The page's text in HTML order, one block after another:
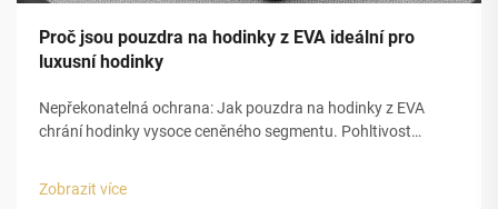
Proč jsou pouzdra na hodinky z EVA ideální pro
luxusní hodinky
Nepřekonatelná ochrana: Jak pouzdra na hodinky z EVA
chrání hodinky vysoce ceněného segmentu. Pohltivost
Zobrazit více